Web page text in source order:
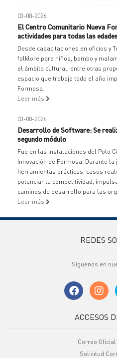
03-08-2026
El Centro Comunitario Nueva
actividades para todas las
Desde capacitaciones en oficios y
folklore para niños, bombo y
el ámbito cultural, entre otras
espacio que trabaja todo el año
Formosa.
Leer más
03-08-2026
Desarrollo de Software: Se
segundo módulo
Fue en las instalaciones del Polo
Innovación de Formosa. Durante
herramientas prácticas, casos
potenciar la competitividad,
caminos de desarrollo para las
Leer más
REDES
Síguenos en
ACCESOS
Correo
Solicitud